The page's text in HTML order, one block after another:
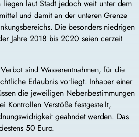
liegen laut Stadt jedoch weit unter dem
und damit an der unteren Grenze
Die besonders niedrigen
Jahre 2018 bis 2020 seien derzeit
sind Wasserentnahmen, für die
Erlaubnis vorliegt. Inhaber einer
die jeweiligen Nebenbestimmungen
Kontrollen Verstöße festgestellt,
geahndet werden. Das
50 Euro.